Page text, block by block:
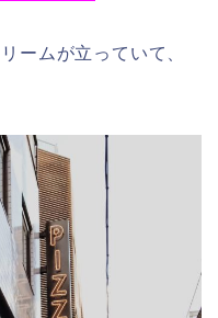
ームが立っていて、